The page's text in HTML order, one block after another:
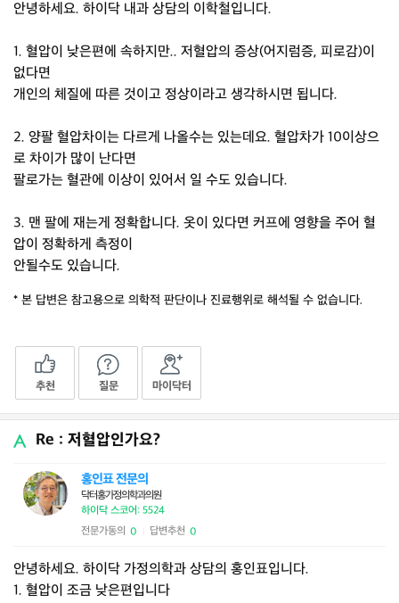
안녕하세요. 하이닥 내과 상담의 이학철입니다.
1. 혈압이 낮은편에 속하지만.. 저혈압의 증상(어지럼증, 피로감)이
없다면
개인의 체질에 따른 것이고 정상이라고 생각하시면 됩니다.
2. 양팔 혈압차이는 다르게 나올수는 있는데요. 혈압차가 10이상으
로 차이가 많이 난다면
팔로가는 혈관에 이상이 있어서 일 수도 있습니다.
3. 맨 팔에 재는게 정확합니다. 옷이 있다면 커프에 영향을 주어 혈
압이 정확하게 측정이
안될수도 있습니다.
* 본 답변은 참고용으로 의학적 판단이나 진료행위로 해석될 수 없습니다.
추천 질문 마이닥터
Re : 저혈압인가요?
홍인표 전문의
닥터홍가정의학과의원
하이닥 스코어: 5524
전문가동의 0 답변추천 0
안녕하세요. 하이닥 가정의학과 상담의 홍인표입니다.
1. 혈압이 조금 낮은편입니다